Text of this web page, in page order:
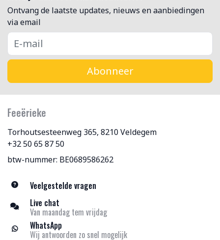
Ontvang de laatste updates, nieuws en aanbiedingen
via email
Abonneer
Feeërieke
Torhoutsesteenweg 365, 8210 Veldegem
+32 50 65 87 50
btw-nummer: BE0689586262
Veelgestelde vragen
Live chat
Van maandag tem vrijdag
WhatsApp
Wij antwoorden zo snel mogelijk